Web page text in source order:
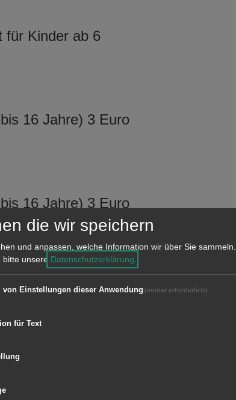
für Kinder ab 6
16 Jahre) 3 Euro
16 Jahre) 3 Euro
von Aalen“
16 Jahre) 4 Euro
mit Bürgersfrau und
16 Jahre) 6 Euro
die wir speichern
und anpassen, welche Information wir über Sie sammeln.
bitte unsere Datenschutzerklärung
von Einstellungen dieser Anwendung (immer erforderlich)
für Text